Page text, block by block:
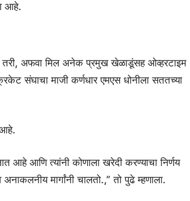
आहे.
तरी, अफवा मिल अनेक प्रमुख खेळाडूंसह ओव्हरटाइम
संघाचा माजी कर्णधार एमएस धोनीला सततच्या
आहे.
आहे आणि त्यांनी कोणाला खरेदी करण्याचा निर्णय
मार्गांनी चालतो.,” तो पुढे म्हणाला.